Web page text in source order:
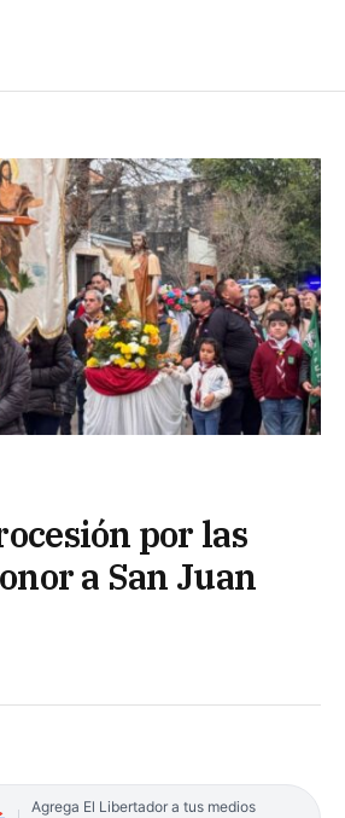
por las
a San Juan
Agrega El Libertador a tus medios